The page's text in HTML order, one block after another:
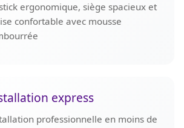
ergonomique, siège spacieux et
confortable avec mousse
express
professionnelle en moins de